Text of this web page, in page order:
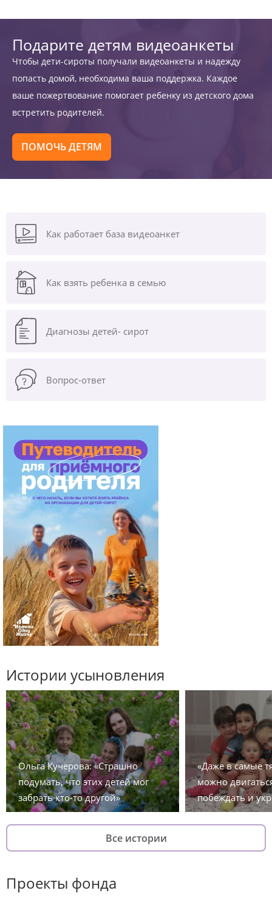
Подарите детям видеоанкеты
Чтобы дети-сироты получали видеоанкеты и надежду
попасть домой, необходима ваша поддержка. Каждое
ваше пожертвование помогает ребенку из детского дома
встретить родителей.
ПОМОЧЬ ДЕТЯМ
Как работает база видеоанкет
Как взять ребенка в семью
Диагнозы детей- сирот
Вопрос-ответ
Истории усыновления
Ольга Кучерова: «Страшно
подумать, что этих детей мог
забрать кто-то другой»
«Даже в самые
можно
побеждать и
Все истории
Проекты фонда